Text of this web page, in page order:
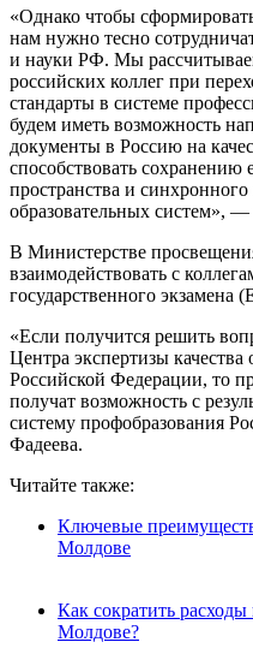
«Однако чтобы
нам нужно тесно
и науки РФ. Мы
российских коллег при
стандарты в системе
будем иметь возможность
документы в Россию на
способствовать сохранению
пространства и
образовательных систем»,
В Министерстве
взаимодействовать с
государственного экзамена
«Если получится решить
Центра экспертизы
Российской Федерации, то
получат возможность с
систему профобразования
Фадеева.
Читайте также:
Ключевые
Молдове
Как сократить
Молдове?